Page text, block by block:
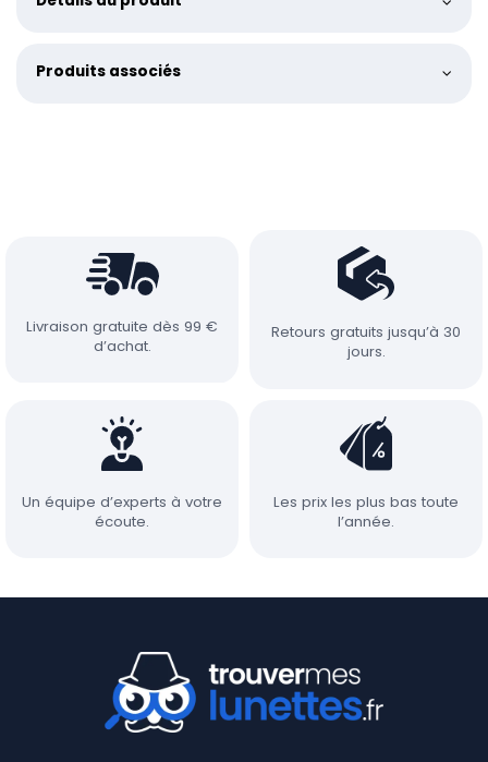
Produits associés
Livraison gratuite dès 99 €
d’achat.
Retours gratuits jusqu’à 30
jours.
Un équipe d’experts à votre
écoute.
Les prix les plus bas toute
l’année.